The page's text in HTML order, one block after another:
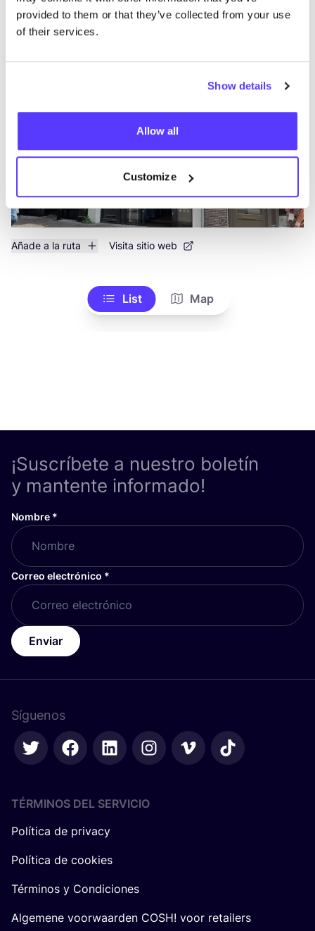
provided to them or that they’ve collected from your use
of their services.
Show details
Allow all
Customize
Añade a la ruta Visita sitio web
List Map
¡Suscríbete a nuestro boletín
y mantente informado!
Nombre *
Correo electrónico *
Enviar
Síguenos
TÉRMINOS DEL SERVICIO
Política de privacy
Política de cookies
Términos y Condiciones
Algemene voorwaarden COSH! voor retailers